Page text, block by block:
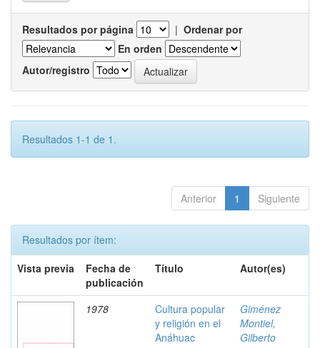
Resultados por página | Ordenar por
En orden
Autor/registro
Resultados 1-1 de 1.
Anterior 1 Siguiente
Resultados por ítem:
Vista previa
Fecha de
publicación
Título Autor(es)
1978
Cultura popular
y religión en el
Anáhuac
Giménez
Montiel,
Gilberto